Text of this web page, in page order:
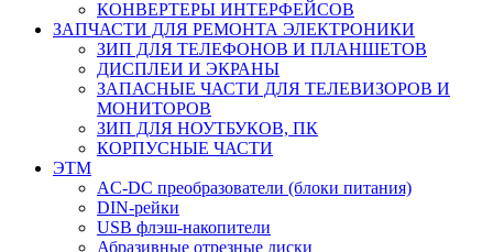
КОНВЕРТЕРЫ ИНТЕРФЕЙСОВ
ЗАПЧАСТИ ДЛЯ РЕМОНТА ЭЛЕКТРОНИКИ
ЗИП ДЛЯ ТЕЛЕФОНОВ И ПЛАНШЕТОВ
ДИСПЛЕИ И ЭКРАНЫ
ЗАПАСНЫЕ ЧАСТИ ДЛЯ ТЕЛЕВИЗОРОВ И
МОНИТОРОВ
ЗИП ДЛЯ НОУТБУКОВ, ПК
КОРПУСНЫЕ ЧАСТИ
ЭТМ
AC-DC преобразователи (блоки питания)
DIN-рейки
USB флэш-накопители
Абразивные отрезные диски